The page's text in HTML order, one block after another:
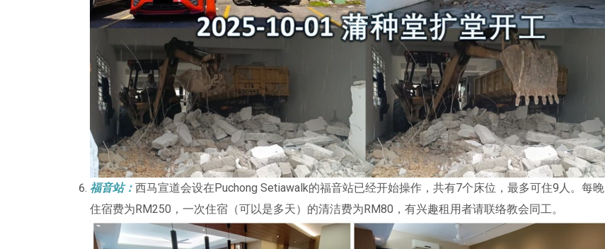
福音站： 西马宣道会设在Puchong Setiawalk的福音站已经开始操作，共有7个床位，最多可住9人。每晚
住宿费为RM250，一次住宿（可以是多天）的清洁费为RM80，有兴趣租用者请联络教会同工。